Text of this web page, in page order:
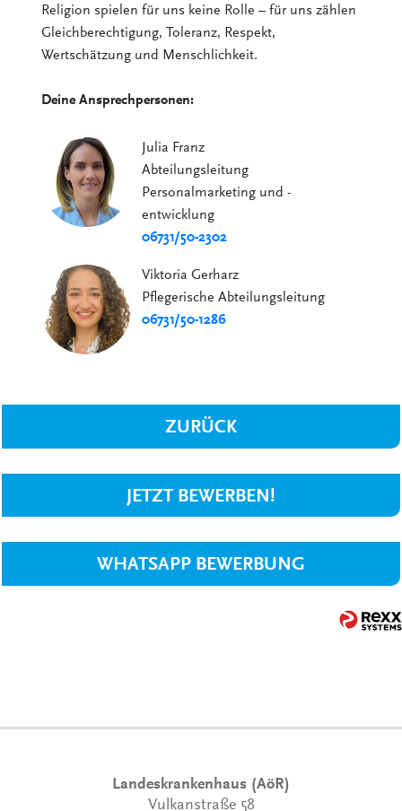
Religion spielen für uns keine Rolle – für uns zählen
Gleichberechtigung, Toleranz, Respekt,
Wertschätzung und Menschlichkeit.
Deine Ansprechpersonen:
Julia Franz
Abteilungsleitung
Personalmarketing und -
entwicklung
06731/50-2302
Viktoria Gerharz
Pflegerische Abteilungsleitung
06731/50-1286
ZURÜCK
JETZT BEWERBEN!
WHATSAPP BEWERBUNG
Landeskrankenhaus (AöR)
Vulkanstraße 58